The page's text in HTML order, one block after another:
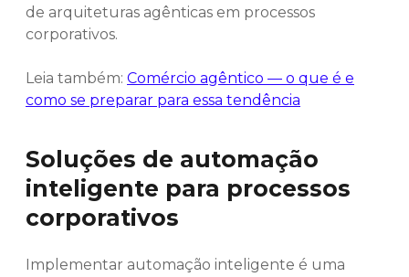
de arquiteturas agênticas em processos
corporativos.
Leia também: Comércio agêntico — o que é e
como se preparar para essa tendência
Soluções de automação
inteligente para processos
corporativos
Implementar automação inteligente é uma